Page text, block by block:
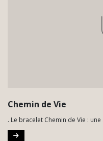
Chemin de Vie
. Le bracelet Chemin de Vie :